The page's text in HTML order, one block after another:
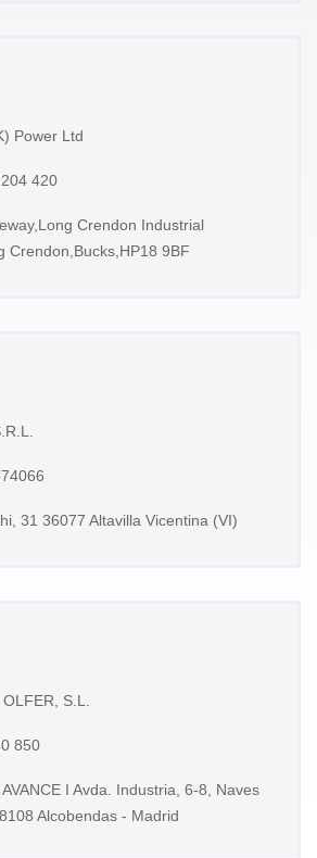
Power Ltd
420
Crendon Industrial
Crendon,Bucks,HP18 9BF
31 36077 Altavilla Vicentina (VI)
S.L.
850
AVANCE I Avda. Industria, 6-8, Naves
Alcobendas - Madrid